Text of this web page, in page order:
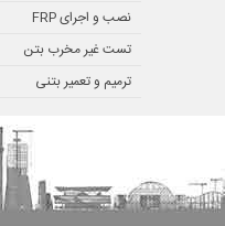
نصب و اجرای FRP
تست غیر مخرب بتن
ترمیم و تعمیر بتنی